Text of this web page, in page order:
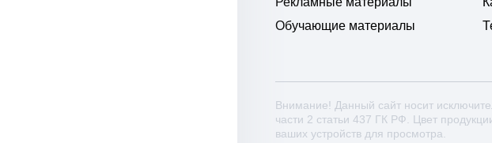
Обучающие материалы
Внимание! Данный сайт носит
части 2 статьи 437 ГК РФ. Цвет
ваших устройств для просмотра.